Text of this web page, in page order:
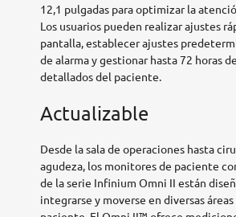
12,1 pulgadas para optimizar la
Los usuarios pueden realizar ajustes
pantalla, establecer ajustes
de alarma y gestionar hasta 72 horas
detallados del paciente.
Actualizable
Desde la sala de operaciones hasta
agudeza, los monitores de paciente
de la serie Infinium Omni II están
integrarse y moverse en diversas